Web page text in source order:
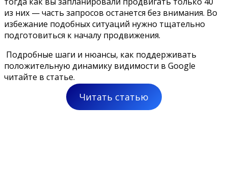
из них — часть запросов останется без внимания. Во
избежание подобных ситуаций нужно тщательно
подготовиться к началу продвижения.
Подробные шаги и нюансы, как поддерживать
положительную динамику видимости в Google
читайте в статье.
Читать статью